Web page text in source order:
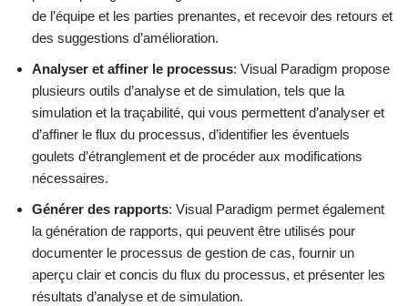
de l’équipe et les parties prenantes, et recevoir des retours et
des suggestions d’amélioration.
Analyser et affiner le processus: Visual Paradigm propose
plusieurs outils d’analyse et de simulation, tels que la
simulation et la traçabilité, qui vous permettent d’analyser et
d’affiner le flux du processus, d’identifier les éventuels
goulets d’étranglement et de procéder aux modifications
nécessaires.
Générer des rapports: Visual Paradigm permet également
la génération de rapports, qui peuvent être utilisés pour
documenter le processus de gestion de cas, fournir un
aperçu clair et concis du flux du processus, et présenter les
résultats d’analyse et de simulation.